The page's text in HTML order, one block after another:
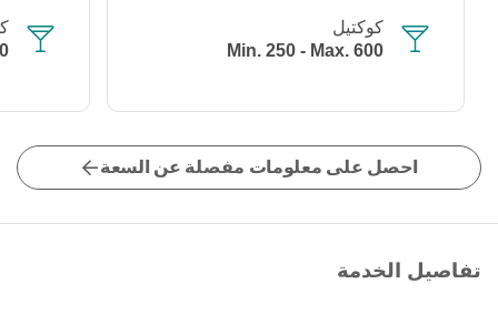
كوكتيل
Min. 250 - Max. 600
احصل على معلومات مفصلة عن السعة
تفاصيل الخدمة